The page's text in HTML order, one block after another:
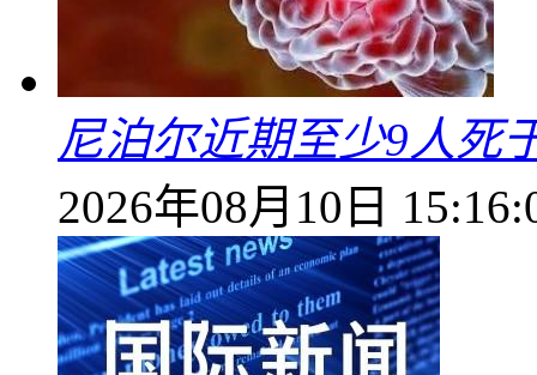
尼泊尔近期至少9人死
2026年08月10日